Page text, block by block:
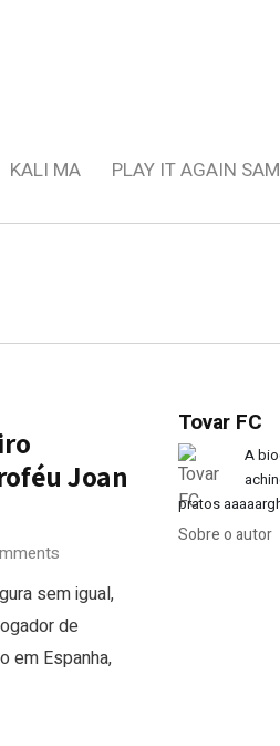
KALI MA PLAY IT AGAIN SAM
Joan
sem igual,
de
em Espanha,
Tovar FC
A
pratos
Sobre o autor